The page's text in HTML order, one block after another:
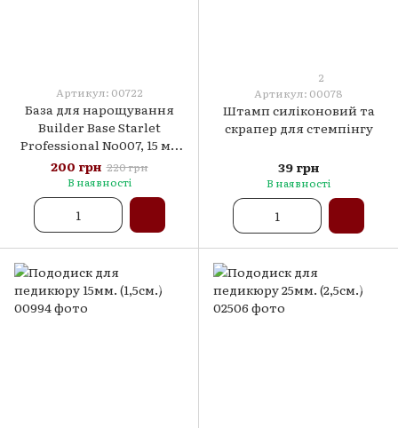
Артикул: 00722
База для нарощування
Builder Base Starlet
Professional No007, 15 мл
напівпрозорий рожевий
200 грн 220 грн
В наявності
2
Артикул: 00078
Штамп силіконовий та
скрапер для стемпінгу
39 грн
В наявності